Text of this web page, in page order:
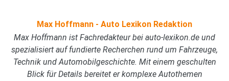
Max Hoffmann - Auto Lexikon Redaktion
Max Hoffmann ist Fachredakteur bei auto-lexikon.de und
spezialisiert auf fundierte Recherchen rund um Fahrzeuge,
Technik und Automobilgeschichte. Mit einem geschulten
Blick für Details bereitet er komplexe Autothemen